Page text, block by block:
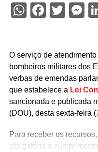
WhatsApp
O serviço de
bombeiros militares dos
verbas de emendas
que estabelece a Lei
sancionada e publicada
(DOU), desta sexta-feira
Para receber os
obrigatório o